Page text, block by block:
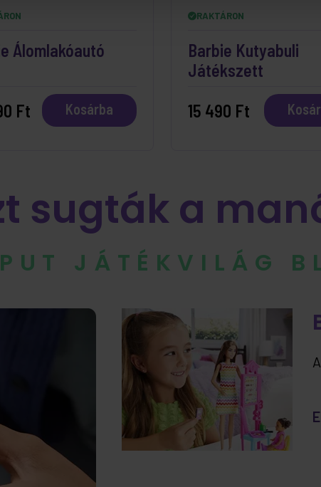
Álomlakóautó
Ft Kosárba
RAKTÁRON
Barbie Kutyabuli
Játékszett
15 490 Ft
sugták a
JÁTÉKVILÁG